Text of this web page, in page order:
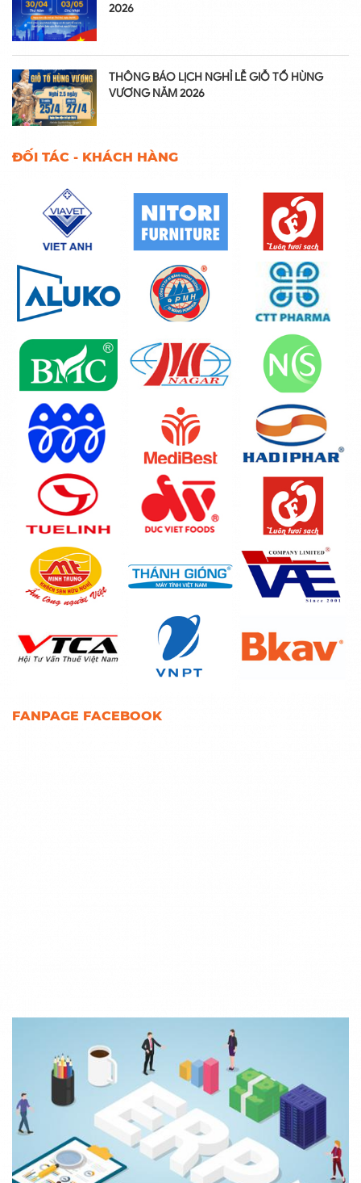
2026
THÔNG BÁO LỊCH NGHỈ LỄ GIỖ TỔ HÙNG
VƯƠNG NĂM 2026
ĐỐI TÁC - KHÁCH HÀNG
FANPAGE FACEBOOK